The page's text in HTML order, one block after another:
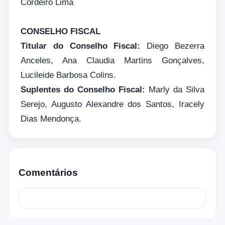
Cordeiro Lima
CONSELHO FISCAL
Titular do Conselho Fiscal:
Diego Bezerra
Anceles, Ana Claudia Martins Gonçalves,
Lucileide Barbosa Colins.
Suplentes do Conselho Fiscal: Marly da Silva
Serejo, Augusto Alexandre dos Santos, Iracely
Dias Mendonça.
Comentários